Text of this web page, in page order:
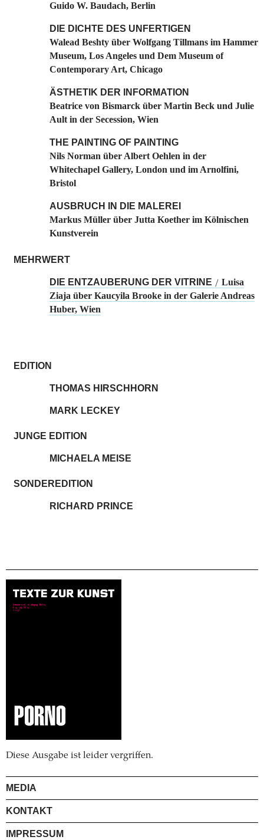
Guido W. Baudach, Berlin
DIE DICHTE DES UNFERTIGEN
Walead Beshty über Wolfgang Tillmans im Hammer
Museum, Los Angeles und Dem Museum of
Contemporary Art, Chicago
ÄSTHETIK DER INFORMATION
Beatrice von Bismarck über Martin Beck und Julie
Ault in der Secession, Wien
THE PAINTING OF PAINTING
Nils Norman über Albert Oehlen in der
Whitechapel Gallery, London und im Arnolfini,
Bristol
AUSBRUCH IN DIE MALEREI
Markus Müller über Jutta Koether im Kölnischen
Kunstverein
MEHRWERT
DIE ENTZAUBERUNG DER VITRINE / Luisa
Ziaja über Kaucyila Brooke in der Galerie Andreas
Huber, Wien
EDITION
THOMAS HIRSCHHORN
MARK LECKEY
JUNGE EDITION
MICHAELA MEISE
SONDEREDITION
RICHARD PRINCE
Diese Ausgabe ist leider vergriffen.
MEDIA
KONTAKT
IMPRESSUM